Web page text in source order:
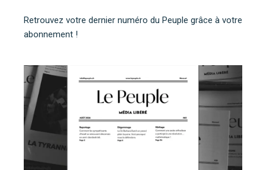
Retrouvez votre dernier numéro du Peuple grâce à votre
abonnement !